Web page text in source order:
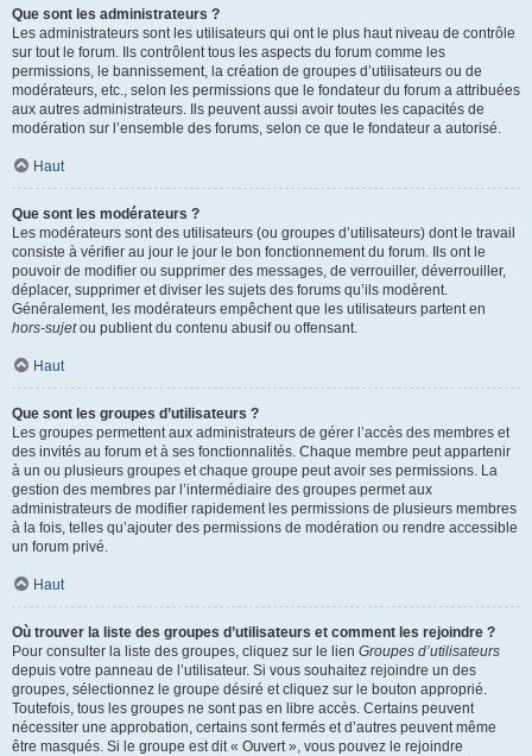
Que sont les administrateurs ?
Les administrateurs sont les utilisateurs qui ont le plus haut niveau de contrôle
sur tout le forum. Ils contrôlent tous les aspects du forum comme les
permissions, le bannissement, la création de groupes d’utilisateurs ou de
modérateurs, etc., selon les permissions que le fondateur du forum a attribuées
aux autres administrateurs. Ils peuvent aussi avoir toutes les capacités de
modération sur l’ensemble des forums, selon ce que le fondateur a autorisé.
Haut
Que sont les modérateurs ?
Les modérateurs sont des utilisateurs (ou groupes d’utilisateurs) dont le travail
consiste à vérifier au jour le jour le bon fonctionnement du forum. Ils ont le
pouvoir de modifier ou supprimer des messages, de verrouiller, déverrouiller,
déplacer, supprimer et diviser les sujets des forums qu’ils modèrent.
Généralement, les modérateurs empêchent que les utilisateurs partent en
hors-sujetou publient du contenu abusif ou offensant.
Haut
Que sont les groupes d’utilisateurs ?
Les groupes permettent aux administrateurs de gérer l’accès des membres et
des invités au forum et à ses fonctionnalités. Chaque membre peut appartenir
à un ou plusieurs groupes et chaque groupe peut avoir ses permissions. La
gestion des membres par l’intermédiaire des groupes permet aux
administrateurs de modifier rapidement les permissions de plusieurs membres
à la fois, telles qu’ajouter des permissions de modération ou rendre accessible
un forum privé.
Haut
Où trouver la liste des groupes d’utilisateurs et comment les rejoindre ?
Pour consulter la liste des groupes, cliquez sur le lien Groupes d’utilisateurs
depuis votre panneau de l’utilisateur. Si vous souhaitez rejoindre un des
groupes, sélectionnez le groupe désiré et cliquez sur le bouton approprié.
Toutefois, tous les groupes ne sont pas en libre accès. Certains peuvent
nécessiter une approbation, certains sont fermés et d’autres peuvent même
être masqués. Si le groupe est dit « Ouvert », vous pouvez le rejoindre